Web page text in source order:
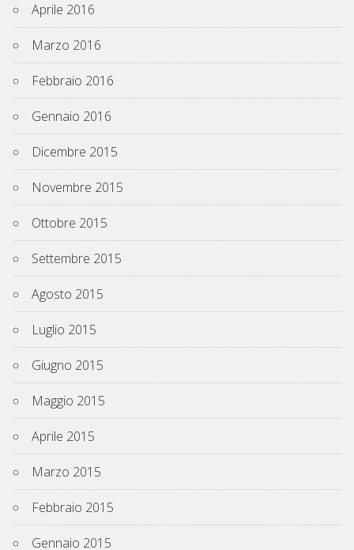
Aprile 2016
Marzo 2016
Febbraio 2016
Gennaio 2016
Dicembre 2015
Novembre 2015
Ottobre 2015
Settembre 2015
Agosto 2015
Luglio 2015
Giugno 2015
Maggio 2015
Aprile 2015
Marzo 2015
Febbraio 2015
Gennaio 2015